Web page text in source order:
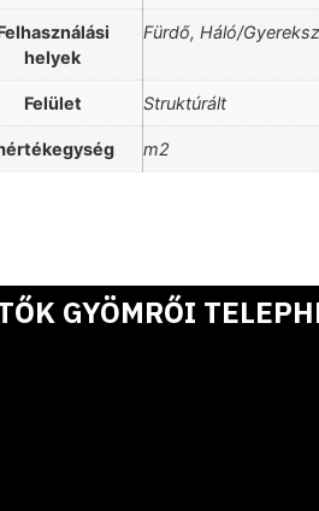
helyek
Fürdő, Háló/
Felület Struktúrált
m2
GYÖMRŐI